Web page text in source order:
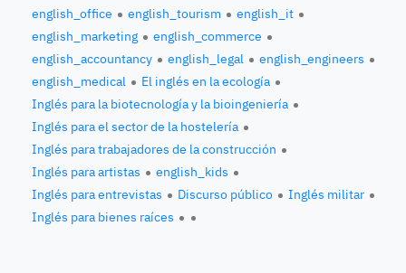
english_office
english_tourism
english_it
english_marketing
english_commerce
english_accountancy
english_legal
english_engineers
english_medical
El inglés en la ecología
Inglés para la biotecnología y la bioingeniería
Inglés para el sector de la hostelería
Inglés para trabajadores de la construcción
Inglés para artistas
english_kids
Inglés para entrevistas
Discurso público
Inglés militar
Inglés para bienes raíces